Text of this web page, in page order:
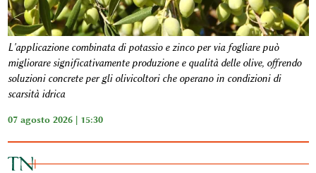
L'applicazione combinata di potassio e zinco per via fogliare può
migliorare significativamente produzione e qualità delle olive, offrendo
soluzioni concrete per gli olivicoltori che operano in condizioni di
scarsità idrica
07 agosto 2026 | 15:30